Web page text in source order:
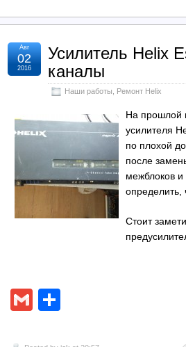
Усилитель Helix
каналы
Наши работы Ремонт Helix
Авг
02
2016
На прошлой
усилителя
по плохой
после
межблоков
определить,
Стоит
Gmail